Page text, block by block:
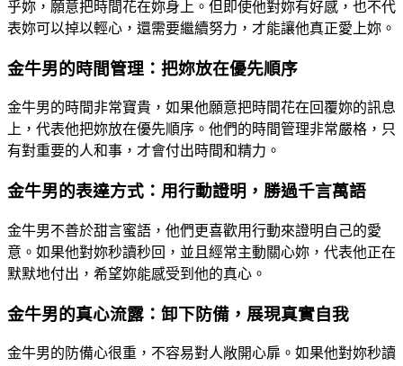
乎妳，願意把時間花在妳身上。但即使他對妳有好感，也不代
表妳可以掉以輕心，還需要繼續努力，才能讓他真正愛上妳。
金牛男的時間管理：把妳放在優先順序
金牛男的時間非常寶貴，如果他願意把時間花在回覆妳的訊息
上，代表他把妳放在優先順序。他們的時間管理非常嚴格，只
有對重要的人和事，才會付出時間和精力。
金牛男的表達方式：用行動證明，勝過千言萬語
金牛男不善於甜言蜜語，他們更喜歡用行動來證明自己的愛
意。如果他對妳秒讀秒回，並且經常主動關心妳，代表他正在
默默地付出，希望妳能感受到他的真心。
金牛男的真心流露：卸下防備，展現真實自我
金牛男的防備心很重，不容易對人敞開心扉。如果他對妳秒讀